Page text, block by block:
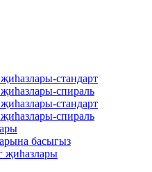
стандарт
спираль
стандарт
спираль
басыгыз
җиһазлары